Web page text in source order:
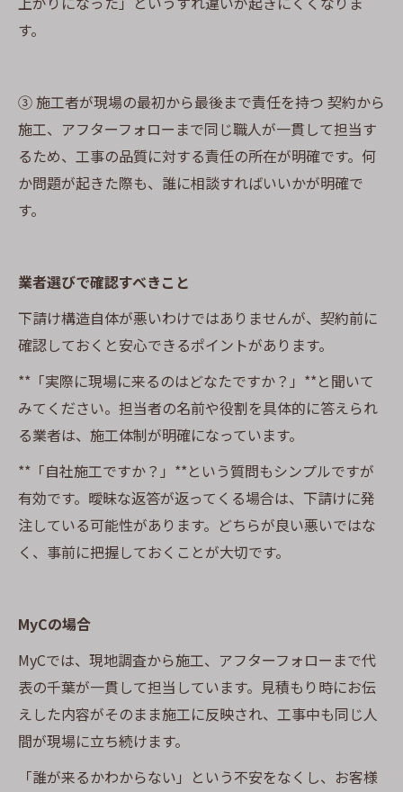
す。
③ 施工者が現場の最初から最後まで責任を持つ 契約から
施工、アフターフォローまで同じ職人が一貫して担当す
るため、工事の品質に対する責任の所在が明確です。何
か問題が起きた際も、誰に相談すればいいかが明確で
す。
業者選びで確認すべきこと
下請け構造自体が悪いわけではありませんが、契約前に
確認しておくと安心できるポイントがあります。
**「実際に現場に来るのはどなたですか？」**と聞いて
みてください。担当者の名前や役割を具体的に答えられ
る業者は、施工体制が明確になっています。
**「自社施工ですか？」**という質問もシンプルですが
有効です。曖昧な返答が返ってくる場合は、下請けに発
注している可能性があります。どちらが良い悪いではな
く、事前に把握しておくことが大切です。
MyCの場合
MyCでは、現地調査から施工、アフターフォローまで代
表の千葉が一貫して担当しています。見積もり時にお伝
えした内容がそのまま施工に反映され、工事中も同じ人
間が現場に立ち続けます。
「誰が来るかわからない」という不安をなくし、お客様